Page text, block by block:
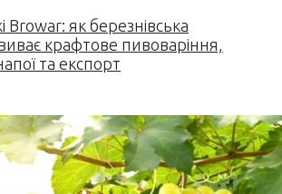
Browar: як березнівська
крафтове пивоваріння,
та експорт